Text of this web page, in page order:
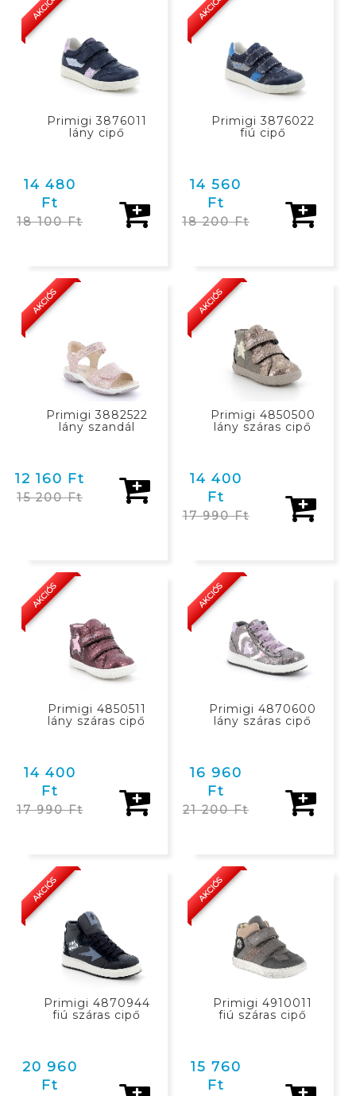
AKCIÓS
Primigi 3876011
lány cipő
14 480
Ft
18 100 Ft
AKCIÓS
Primigi 3876022
fiú cipő
14 560
Ft
18 200 Ft
AKCIÓS
Primigi 3882522
lány szandál
12 160 Ft
15 200 Ft
AKCIÓS
Primigi 4850500
lány száras cipő
14 400
Ft
17 990 Ft
AKCIÓS
Primigi 4850511
lány száras cipő
14 400
Ft
17 990 Ft
AKCIÓS
Primigi 4870600
lány száras cipő
16 960
Ft
21 200 Ft
AKCIÓS
Primigi 4870944
fiú száras cipő
20 960
Ft
AKCIÓS
Primigi 4910011
fiú száras cipő
15 760
Ft